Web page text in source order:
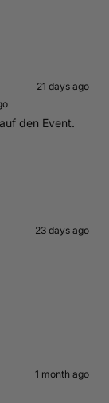
21 days ago
den Event.
23 days ago
1 month ago